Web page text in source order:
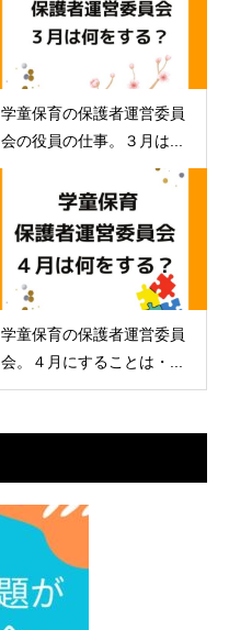
学童保育の保護者運営委員
会の役員の仕事。３月は...
学童保育の保護者運営委員
会。４月にすることは・...